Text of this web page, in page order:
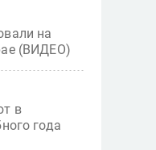
на
(ВИДЕО)
в
года